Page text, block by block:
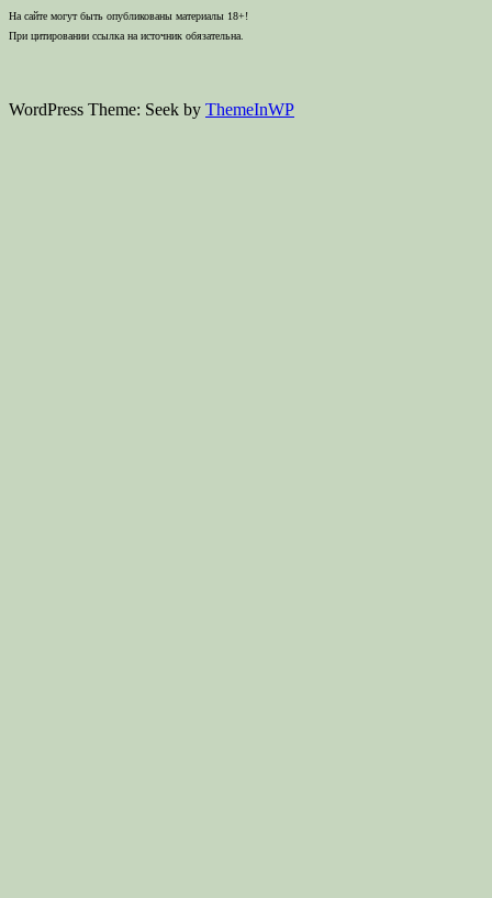
На сайте могут быть опубликованы материалы 18+!
При цитировании ссылка на источник обязательна.
WordPress Theme: Seek by ThemeInWP